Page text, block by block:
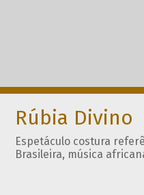
Rúbia Divino
Espetáculo costura
Brasileira, música